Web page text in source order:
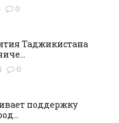
0
Таджикистана
0
поддержку